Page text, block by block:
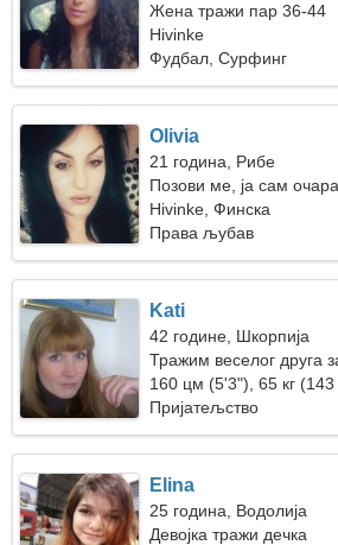
Жена тражи пар 36-44
Hivinke
Фудбал, Сурфинг
Olivia
21 година, Рибе
Позови ме, ја сам
Hivinke, Финска
Права љубав
Kati
42 године, Шкорпија
Тражим веселог друга
160 цм (5'3"), 65 кг (143
Пријатељство
Elina
25 година, Водолија
Девојка тражи дечка